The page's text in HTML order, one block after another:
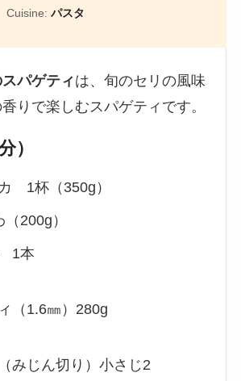
Cuisine: パスタ
パゲティは、旬のセリの風味
りで楽しむスパゲティです。
）
1杯（350g）
200g）
1本
（1.6㎜）280g
みじん切り）小さじ2